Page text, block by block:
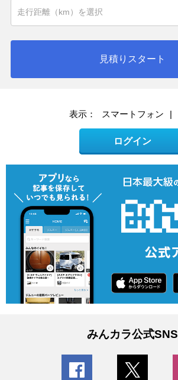
見積りスタート
表示： スマートフォン |
ログイン
みんカラ公式SNS